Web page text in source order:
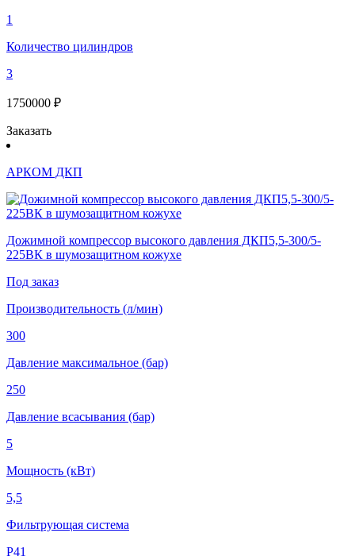
1
Количество цилиндров
3
1750000 ₽
Заказать
АРКОМ ДКП
Дожимной компрессор высокого давления ДКП5,5-300/5-
225ВК в шумозащитном кожухе
Под заказ
Производительность (л/мин)
300
Давление максимальное (бар)
250
Давление всасывания (бар)
5
Мощность (кВт)
5,5
Фильтрующая система
Р41